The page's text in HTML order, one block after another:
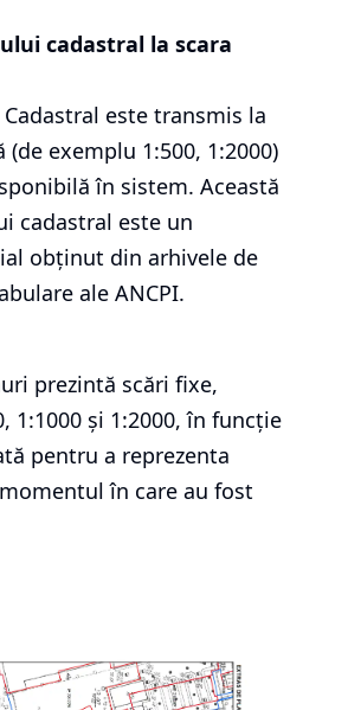
cadastral la scara
este transmis la
exemplu 1:500, 1:2000)
în sistem. Această
cadastral este un
obținut din arhivele de
ale ANCPI.
prezintă scări fixe,
1:1000 și 1:2000, în funcție
pentru a reprezenta
în care au fost